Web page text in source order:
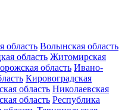
область Волынская область
область Житомирская
область Ивано-
Кировоградская
область Николаевская
область Республика